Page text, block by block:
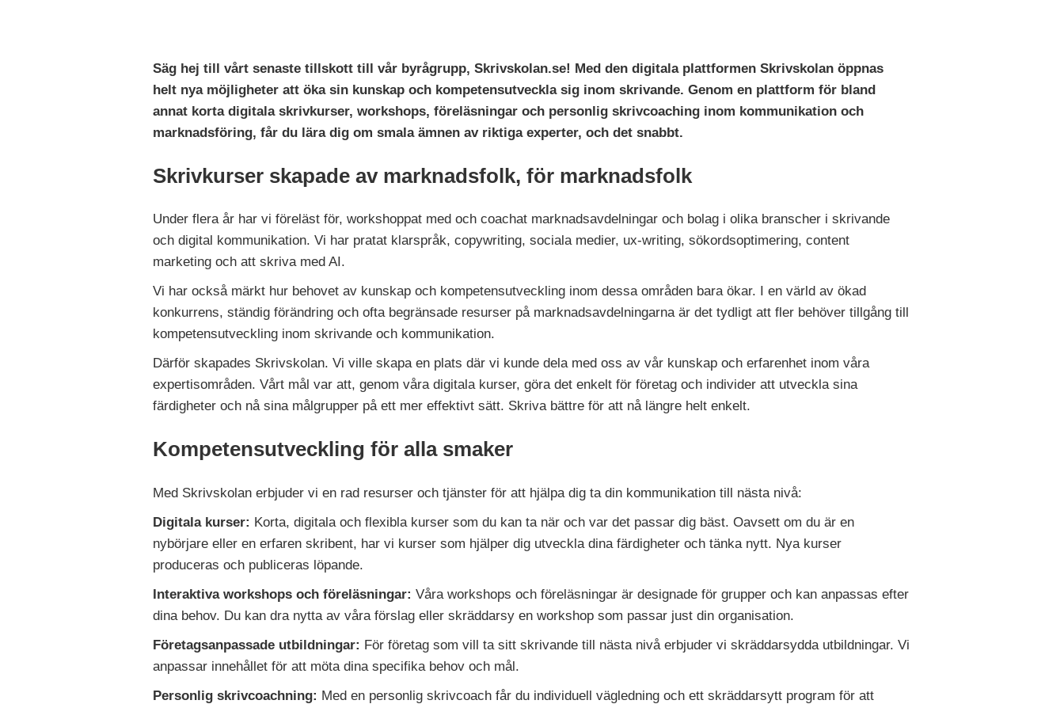
Säg hej till vårt senaste tillskott till vår byrågrupp, Skrivskolan.se! Med den digitala plattformen Skrivskolan öppnas
helt nya möjligheter att öka sin kunskap och kompetensutveckla sig inom skrivande. Genom en plattform för bland
annat korta digitala skrivkurser, workshops, föreläsningar och personlig skrivcoaching inom kommunikation och
marknadsföring, får du lära dig om smala ämnen av riktiga experter, och det snabbt.
Skrivkurser skapade av marknadsfolk, för marknadsfolk
Under flera år har vi föreläst för, workshoppat med och coachat marknadsavdelningar och bolag i olika branscher i skrivande
och digital kommunikation. Vi har pratat klarspråk, copywriting, sociala medier, ux-writing, sökordsoptimering, content
marketing och att skriva med AI.
Vi har också märkt hur behovet av kunskap och kompetensutveckling inom dessa områden bara ökar. I en värld av ökad
konkurrens, ständig förändring och ofta begränsade resurser på marknadsavdelningarna är det tydligt att fler behöver tillgång till
kompetensutveckling inom skrivande och kommunikation.
Därför skapades Skrivskolan. Vi ville skapa en plats där vi kunde dela med oss av vår kunskap och erfarenhet inom våra
expertisområden. Vårt mål var att, genom våra digitala kurser, göra det enkelt för företag och individer att utveckla sina
färdigheter och nå sina målgrupper på ett mer effektivt sätt. Skriva bättre för att nå längre helt enkelt.
Kompetensutveckling för alla smaker
Med Skrivskolan erbjuder vi en rad resurser och tjänster för att hjälpa dig ta din kommunikation till nästa nivå:
Digitala kurser: Korta, digitala och flexibla kurser som du kan ta när och var det passar dig bäst. Oavsett om du är en
nybörjare eller en erfaren skribent, har vi kurser som hjälper dig utveckla dina färdigheter och tänka nytt. Nya kurser
produceras och publiceras löpande.
Interaktiva workshops och föreläsningar:Våra workshops och föreläsningar är designade för grupper och kan anpassas efter
dina behov. Du kan dra nytta av våra förslag eller skräddarsy en workshop som passar just din organisation.
Företagsanpassade utbildningar: För företag som vill ta sitt skrivande till nästa nivå erbjuder vi skräddarsydda utbildningar. Vi
anpassar innehållet för att möta dina specifika behov och mål.
Personlig skrivcoachning: Med en personlig skrivcoach får du individuell vägledning och ett skräddarsytt program för att